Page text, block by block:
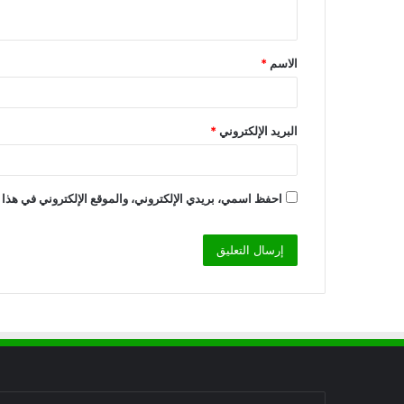
ق
*
الاسم *
البريد الإلكتروني*
احفظ اسمي، بريدي الإلكتروني، والموقع الإلكتروني في